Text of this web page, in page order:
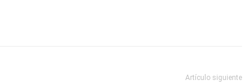
Artículo siguiente